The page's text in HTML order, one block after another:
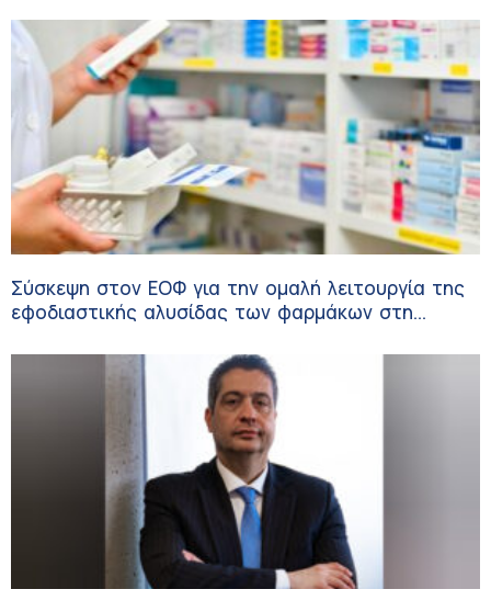
Σύσκεψη στον ΕΟΦ για την ομαλή λειτουργία της
εφοδιαστικής αλυσίδας των φαρμάκων στη